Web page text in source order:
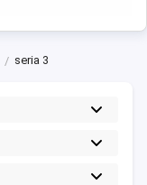
seria 3